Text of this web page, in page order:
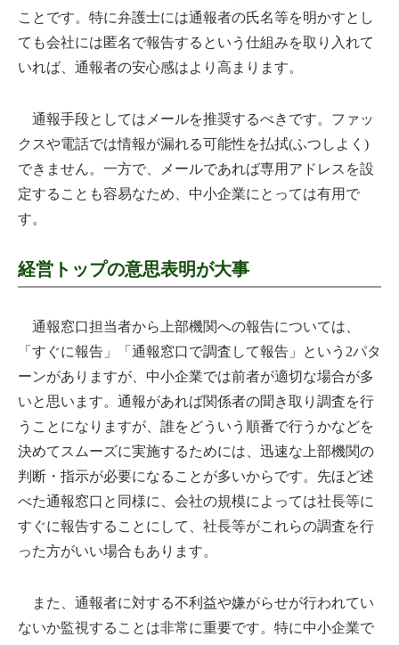
ことです。特に弁護士には通報者の氏名等を明かすとし
ても会社には匿名で報告するという仕組みを取り入れて
いれば、通報者の安心感はより高まります。
通報手段としてはメールを推奨するべきです。ファッ
クスや電話では情報が漏れる可能性を払拭(ふつしよく)
できません。一方で、メールであれば専用アドレスを設
定することも容易なため、中小企業にとっては有用で
す。
経営トップの意思表明が大事
通報窓口担当者から上部機関への報告については、
「すぐに報告」「通報窓口で調査して報告」という2パタ
ーンがありますが、中小企業では前者が適切な場合が多
いと思います。通報があれば関係者の聞き取り調査を行
うことになりますが、誰をどういう順番で行うかなどを
決めてスムーズに実施するためには、迅速な上部機関の
判断・指示が必要になることが多いからです。先ほど述
べた通報窓口と同様に、会社の規模によっては社長等に
すぐに報告することにして、社長等がこれらの調査を行
った方がいい場合もあります。
また、通報者に対する不利益や嫌がらせが行われてい
ないか監視することは非常に重要です。特に中小企業で